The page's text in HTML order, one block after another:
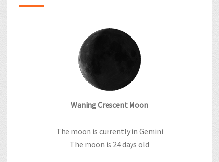
Waning Crescent Moon
The moon is currently in Gemini
The moon is 24 days old